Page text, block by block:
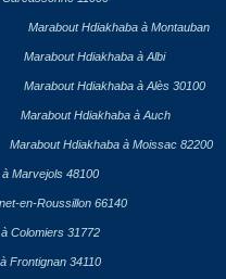
Marabout Hdiakhaba à Montauban
Marabout Hdiakhaba à Albi
Marabout Hdiakhaba à Alès 30100
Marabout Hdiakhaba à Auch
Marabout Hdiakhaba à Moissac 82200
Marvejols 48100
en-Roussillon 66140
Colomiers 31772
Frontignan 34110